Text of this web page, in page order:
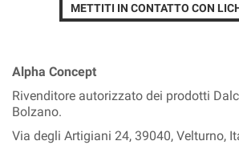
METTITI IN CONTATTO CON
Alpha Concept
Rivenditore autorizzato dei prodotti
Bolzano.
Via degli Artigiani 24, 39040, Velturno,